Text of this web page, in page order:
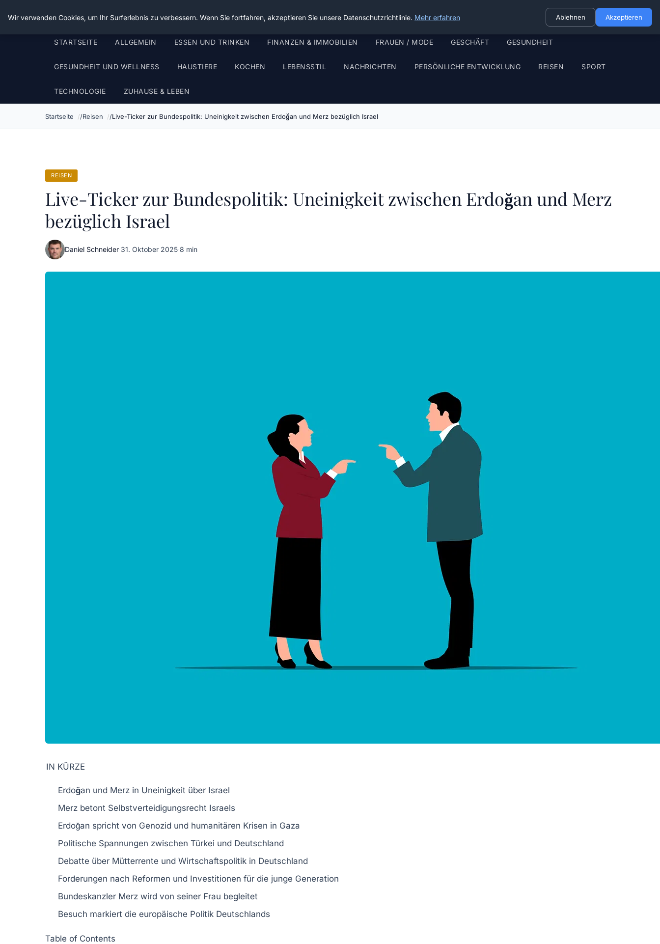
Die Schnitter
STARTSEITE ALLGEMEIN ESSEN UND TRINKEN FINANZEN & IMMOBILIEN FRAUEN / MODE GESCHÄFT GESUNDHEIT
GESUNDHEIT UND WELLNESS HAUSTIERE KOCHEN LEBENSSTIL NACHRICHTEN PERSÖNLICHE ENTWICKLUNG REISEN SPORT
TECHNOLOGIE ZUHAUSE & LEBEN
Startseite Reisen Live-Ticker zur Bundespolitik: Uneinigkeit zwischen Erdoğan und Merz bezüglich Israel
REISEN
Live-Ticker zur Bundespolitik: Uneinigkeit zwischen Erdoğan und Merz
bezüglich Israel
Daniel Schneider·31. Oktober 2025·8 min
IN KÜRZE
Erdoğan und Merz in Uneinigkeit über Israel
Merz betont Selbstverteidigungsrecht Israels
Erdoğan spricht von Genozid und humanitären Krisen in Gaza
Politische Spannungen zwischen Türkei und Deutschland
Debatte über Mütterrente und Wirtschaftspolitik in Deutschland
Forderungen nach Reformen und Investitionen für die junge Generation
Bundeskanzler Merz wird von seiner Frau begleitet
Besuch markiert die europäische Politik Deutschlands
Table of Contents
Wir verwenden Cookies, um Ihr Surferlebnis zu verbessern. Wenn Sie fortfahren, akzeptieren Sie unsere Datenschutzrichtlinie. Mehr erfahren Ablehnen Akzeptieren